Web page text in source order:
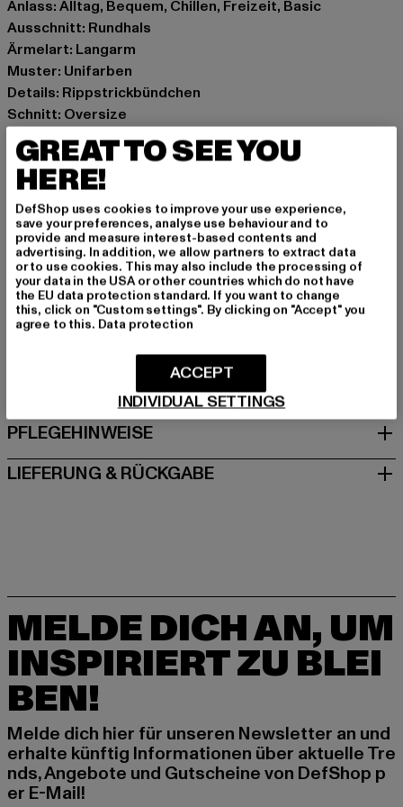
Anlass: Alltag, Bequem, Chillen, Freizeit, Basic
Ausschnitt: Rundhals
Ärmelart: Langarm
Muster: Unifarben
Details: Rippstrickbündchen
Schnitt: Oversize
Marke: Urban Classics
Kat.: Longsleeves
Farbe: schwarz
Hersteller Farbe: black
Materialzusammensetzung: 100% Baumwolle
Art.Nr: TB6418-00007
Hersteller: TB International GmbH |info@tbint.de
Dr.-Robert-Murjahn-Straße 7 | 64372 Ober-Ramstadt |
DE
GRÖSSE & PASSFORM
PFLEGEHINWEISE
LIEFERUNG & RÜCKGABE
MELDE DICH AN, UM
INSPIRIERT ZU BLEI
BEN!
Melde dich hier für unseren Newsletter an und
erhalte künftig Informationen über aktuelle Tre
nds, Angebote und Gutscheine von DefShop p
er E-Mail!
GREAT TO SEE YOU
HERE!
DefShop uses cookies to improve your use experience,
save your preferences, analyse use behaviour and to
provide and measure interest-based contents and
advertising. In addition, we allow partners to extract data
or to use cookies. This may also include the processing of
your data in the USA or other countries which do not have
the EU data protection standard. If you want to change
this, click on "Custom settings". By clicking on "Accept" you
agree to this. Data protection
INDIVIDUAL SETTINGS
ACCEPT